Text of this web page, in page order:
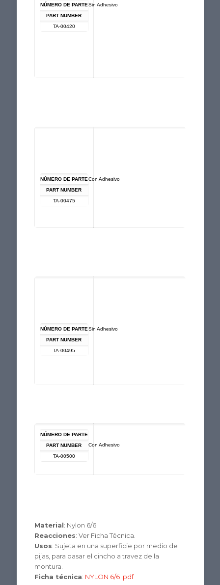
NÚMERO DE PARTE
PART NUMBER
TA-00420
Sin Adhesivo
NÚMERO DE PARTE
PART NUMBER
TA-00475
Con Adhesivo
NÚMERO DE PARTE
PART NUMBER
TA-00495
Sin Adhesivo
NÚMERO DE PARTE
PART NUMBER
TA-00500
Con Adhesivo
Material: Nylon 6/6
Reacciones: Ver Ficha Técnica.
Usos: Sujeta en una superficie por medio de
pijas, para pasar el cincho a travez de la
montura.
Ficha técnica: NYLON 6/6 .pdf